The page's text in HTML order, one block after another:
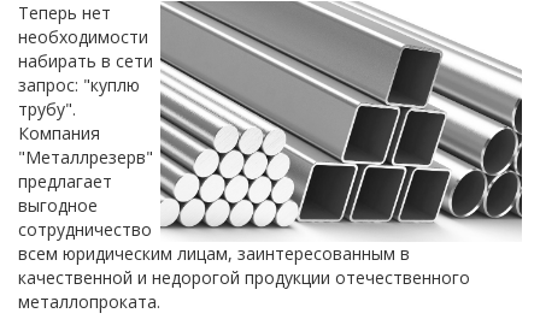
Теперь нет
необходимости
набирать в сети
запрос: "куплю
трубу".
Компания
"Металлрезерв"
предлагает
выгодное
сотрудничество
всем юридическим лицам, заинтересованным в
качественной и недорогой продукции отечественного
металлопроката.